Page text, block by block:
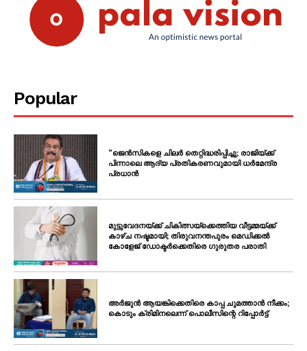
Popular
“ജെൻസികളെ ചിലർ തെറ്റിദ്ധരിപ്പിച്ചു; രാജിയ്ക്ക്
പിന്നാലെ ആദ്യ പ്രതികരണവുമായി ധർമേന്ദ്ര
പ്രധാൻ
മുട്ടുവേദനയ്ക്ക് ചികിത്സയ്‌ക്കെത്തിയ വീട്ടമ്മയ്ക്ക്
കാഴ്ച നഷ്ടമായി; തിരുവനന്തപുരം മെഡിക്കൽ
കോളേജ് ഡോക്ടർക്കെതിരെ ഗുരുതര പരാതി
അർജുൻ ആയങ്കിക്കെതിരെ കാപ്പ ചുമത്താൻ നീക്കം;
കൊടും ക്രിമിനലെന്ന് പൊലീസിന്റെ റിപ്പോർട്ട്